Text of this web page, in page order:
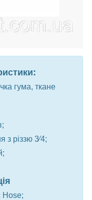
гума, ткане
з різзю 3⁄4;
Hose;